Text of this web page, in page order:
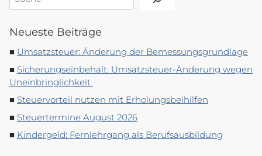
Neueste Beiträge
Umsatzsteuer: Änderung der Bemessungsgrundlage
Sicherungseinbehalt: Umsatzsteuer-Änderung wegen
Uneinbringlichkeit
Steuervorteil nutzen mit Erholungsbeihilfen
Steuertermine August 2026
Kindergeld: Fernlehrgang als Berufsausbildung